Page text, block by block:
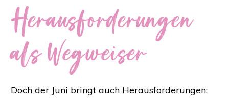
Herausforderungen
als Wegweiser
Doch der Juni bringt auch Herausforderungen: